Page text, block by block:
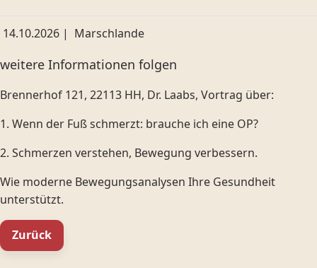
14.10.2026 | Marschlande
weitere Informationen folgen
Brennerhof 121, 22113 HH, Dr. Laabs, Vortrag über:
1. Wenn der Fuß schmerzt: brauche ich eine OP?
2. Schmerzen verstehen, Bewegung verbessern.
Wie moderne Bewegungsanalysen Ihre Gesundheit
unterstützt.
Zurück